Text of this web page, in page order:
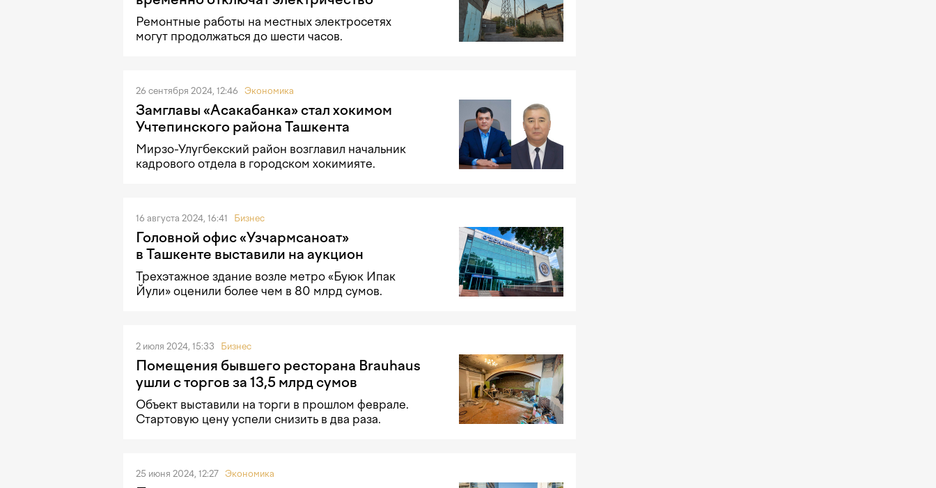
Ремонтные работы на местных электросетях
могут продолжаться до шести часов.
26 сентября 2024, 12:46 Экономика
Замглавы «Асакабанка» стал хокимом
Учтепинского района Ташкента
Мирзо-Улугбекский район возглавил начальник
кадрового отдела в городском хокимияте.
16 августа 2024, 16:41 Бизнес
Головной офис «Узчармсаноат»
в Ташкенте выставили на аукцион
Трехэтажное здание возле метро «Буюк Ипак
Йули» оценили более чем в 80 млрд сумов.
2 июля 2024, 15:33 Бизнес
Помещения бывшего ресторана Brauhaus
ушли с торгов за 13,5 млрд сумов
Объект выставили на торги в прошлом феврале.
Стартовую цену успели снизить в два раза.
25 июня 2024, 12:27 Экономика